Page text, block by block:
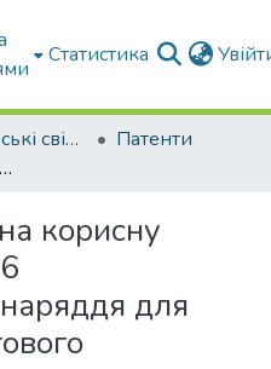
Статистика
Патенти та авторські свідоцтва
Патенти
Опис до патенту на корисну модель № 124946 "Ґрунтообробне знаряддя для колійного та мостового землеробства"
корисну
для